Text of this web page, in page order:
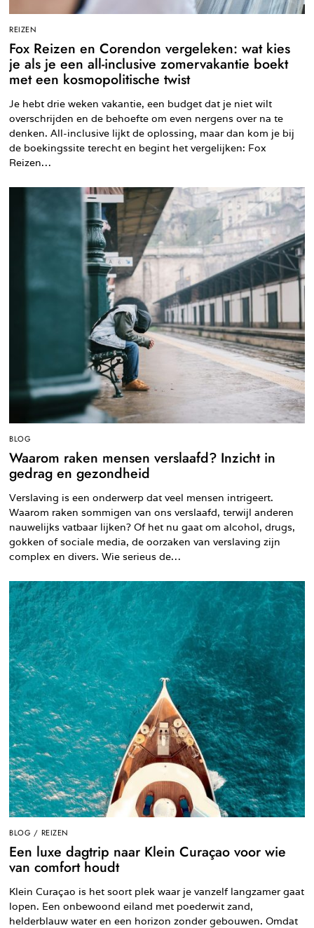
REIZEN
Fox Reizen en Corendon vergeleken: wat kies
je als je een all-inclusive zomervakantie boekt
met een kosmopolitische twist
Je hebt drie weken vakantie, een budget dat je niet wilt
overschrijden en de behoefte om even nergens over na te
denken. All-inclusive lijkt de oplossing, maar dan kom je bij
de boekingssite terecht en begint het vergelijken: Fox
Reizen…
BLOG
Waarom raken mensen verslaafd? Inzicht in
gedrag en gezondheid
Verslaving is een onderwerp dat veel mensen intrigeert.
Waarom raken sommigen van ons verslaafd, terwijl anderen
nauwelijks vatbaar lijken? Of het nu gaat om alcohol, drugs,
gokken of sociale media, de oorzaken van verslaving zijn
complex en divers. Wie serieus de…
BLOG / REIZEN
Een luxe dagtrip naar Klein Curaçao voor wie
van comfort houdt
Klein Curaçao is het soort plek waar je vanzelf langzamer gaat
lopen. Een onbewoond eiland met poederwit zand,
helderblauw water en een horizon zonder gebouwen. Omdat